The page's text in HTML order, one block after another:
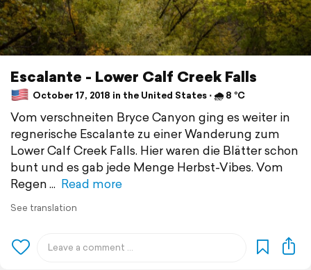
Escalante - Lower Calf Creek Falls
October 17, 2018 in the United States ⋅ 🌧 8 °C
Vom verschneiten Bryce Canyon ging es weiter in
regnerische Escalante zu einer Wanderung zum
Lower Calf Creek Falls. Hier waren die Blätter schon
bunt und es gab jede Menge Herbst-Vibes. Vom
Regen
Read more
See translation